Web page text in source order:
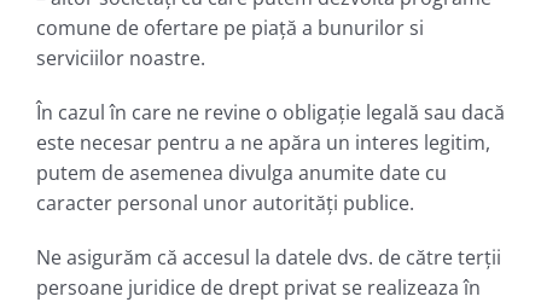
comune de ofertare pe piață a bunurilor si
serviciilor noastre.
În cazul în care ne revine o obligație legală sau dacă
este necesar pentru a ne apăra un interes legitim,
putem de asemenea divulga anumite date cu
caracter personal unor autorități publice.
Ne asigurăm că accesul la datele dvs. de către terții
persoane juridice de drept privat se realizeaza în